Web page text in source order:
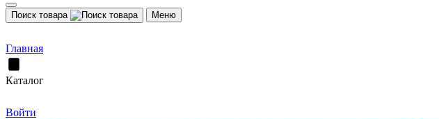
Поиск товара Меню
Главная
Каталог
Войти